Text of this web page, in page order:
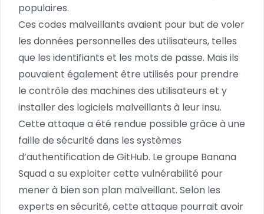
populaires.
Ces codes malveillants avaient pour but de voler
les données personnelles des utilisateurs, telles
que les identifiants et les mots de passe. Mais ils
pouvaient également être utilisés pour prendre
le contrôle des machines des utilisateurs et y
installer des logiciels malveillants à leur insu.
Cette attaque a été rendue possible grâce à une
faille de sécurité dans les systèmes
d’authentification de GitHub. Le groupe Banana
Squad a su exploiter cette vulnérabilité pour
mener à bien son plan malveillant. Selon les
experts en sécurité, cette attaque pourrait avoir